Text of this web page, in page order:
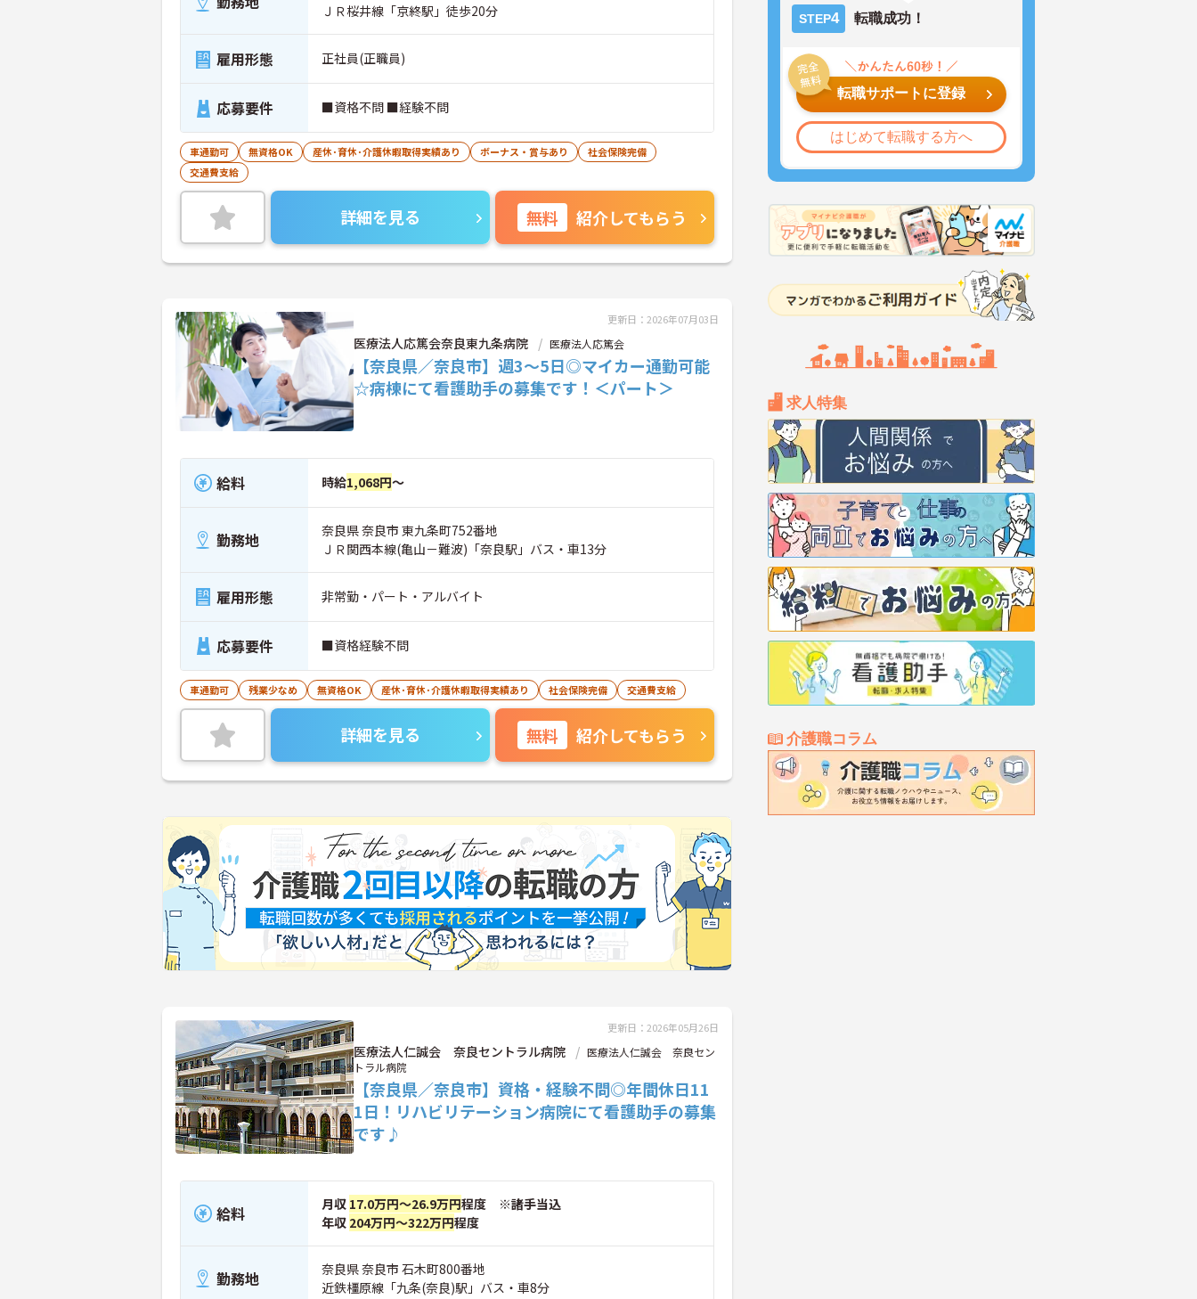
STEP4 転職成功！
転職サポートに登録
はじめて転職する方へ
求人特集
介護職コラム
ＪＲ桜井線「京終駅」徒歩20分
雇用形態 正社員(正職員)
応募要件 ■資格不問 ■経験不問
車通勤可 無資格OK 産休･育休･介護休暇取得実績あり ボーナス・賞与あり
社会保険完備
交通費支給
詳細を見る 無料 紹介してもらう
更新日：2026年07月03日
医療法人応篤会奈良東九条病院 医療法人応篤会
【奈良県／奈良市】週3～5日◎マイカー通勤可能
☆病棟にて看護助手の募集です！＜パート＞
給料 時給1,068円～
勤務地
奈良県 奈良市 東九条町752番地
ＪＲ関西本線(亀山－難波)「奈良駅」バス・車13分
雇用形態 非常勤・パート・アルバイト
応募要件 ■資格経験不問
車通勤可 残業少なめ 無資格OK 産休･育休･介護休暇取得実績あり 社会保険完備 交通費支給
詳細を見る 無料 紹介してもらう
更新日：2026年05月26日
医療法人仁誠会 奈良セントラル病院
医療法人仁誠会 奈良セン
トラル病院
【奈良県／奈良市】資格・経験不問◎年間休日11
1日！リハビリテーション病院にて看護助手の募集
です♪
給料 月収 17.0万円～26.9万円程度 ※諸手当込
年収 204万円～322万円程度
勤務地
奈良県 奈良市 石木町800番地
近鉄橿原線「九条(奈良)駅」バス・車8分